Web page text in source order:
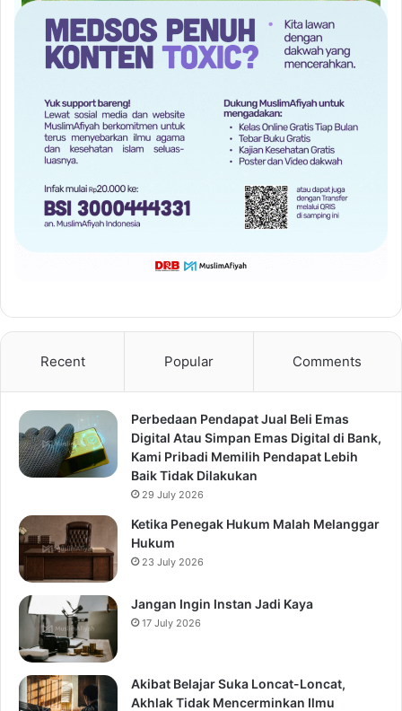
Recent Popular Comments
Perbedaan Pendapat Jual Beli Emas
Digital Atau Simpan Emas Digital di Bank,
Kami Pribadi Memilih Pendapat Lebih
Baik Tidak Dilakukan
29 July 2026
Ketika Penegak Hukum Malah Melanggar
Hukum
23 July 2026
Jangan Ingin Instan Jadi Kaya
17 July 2026
Akibat Belajar Suka Loncat-Loncat,
Akhlak Tidak Mencerminkan Ilmu